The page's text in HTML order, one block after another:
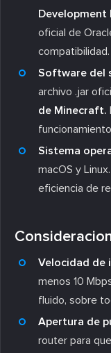
Development
oficial de
compatibilidad.
Software del
archivo .jar
de Minecraft.
Sistema
macOS y
eficiencia de
Velocidad de
menos 10
fluido, sobre
Apertura de
router para